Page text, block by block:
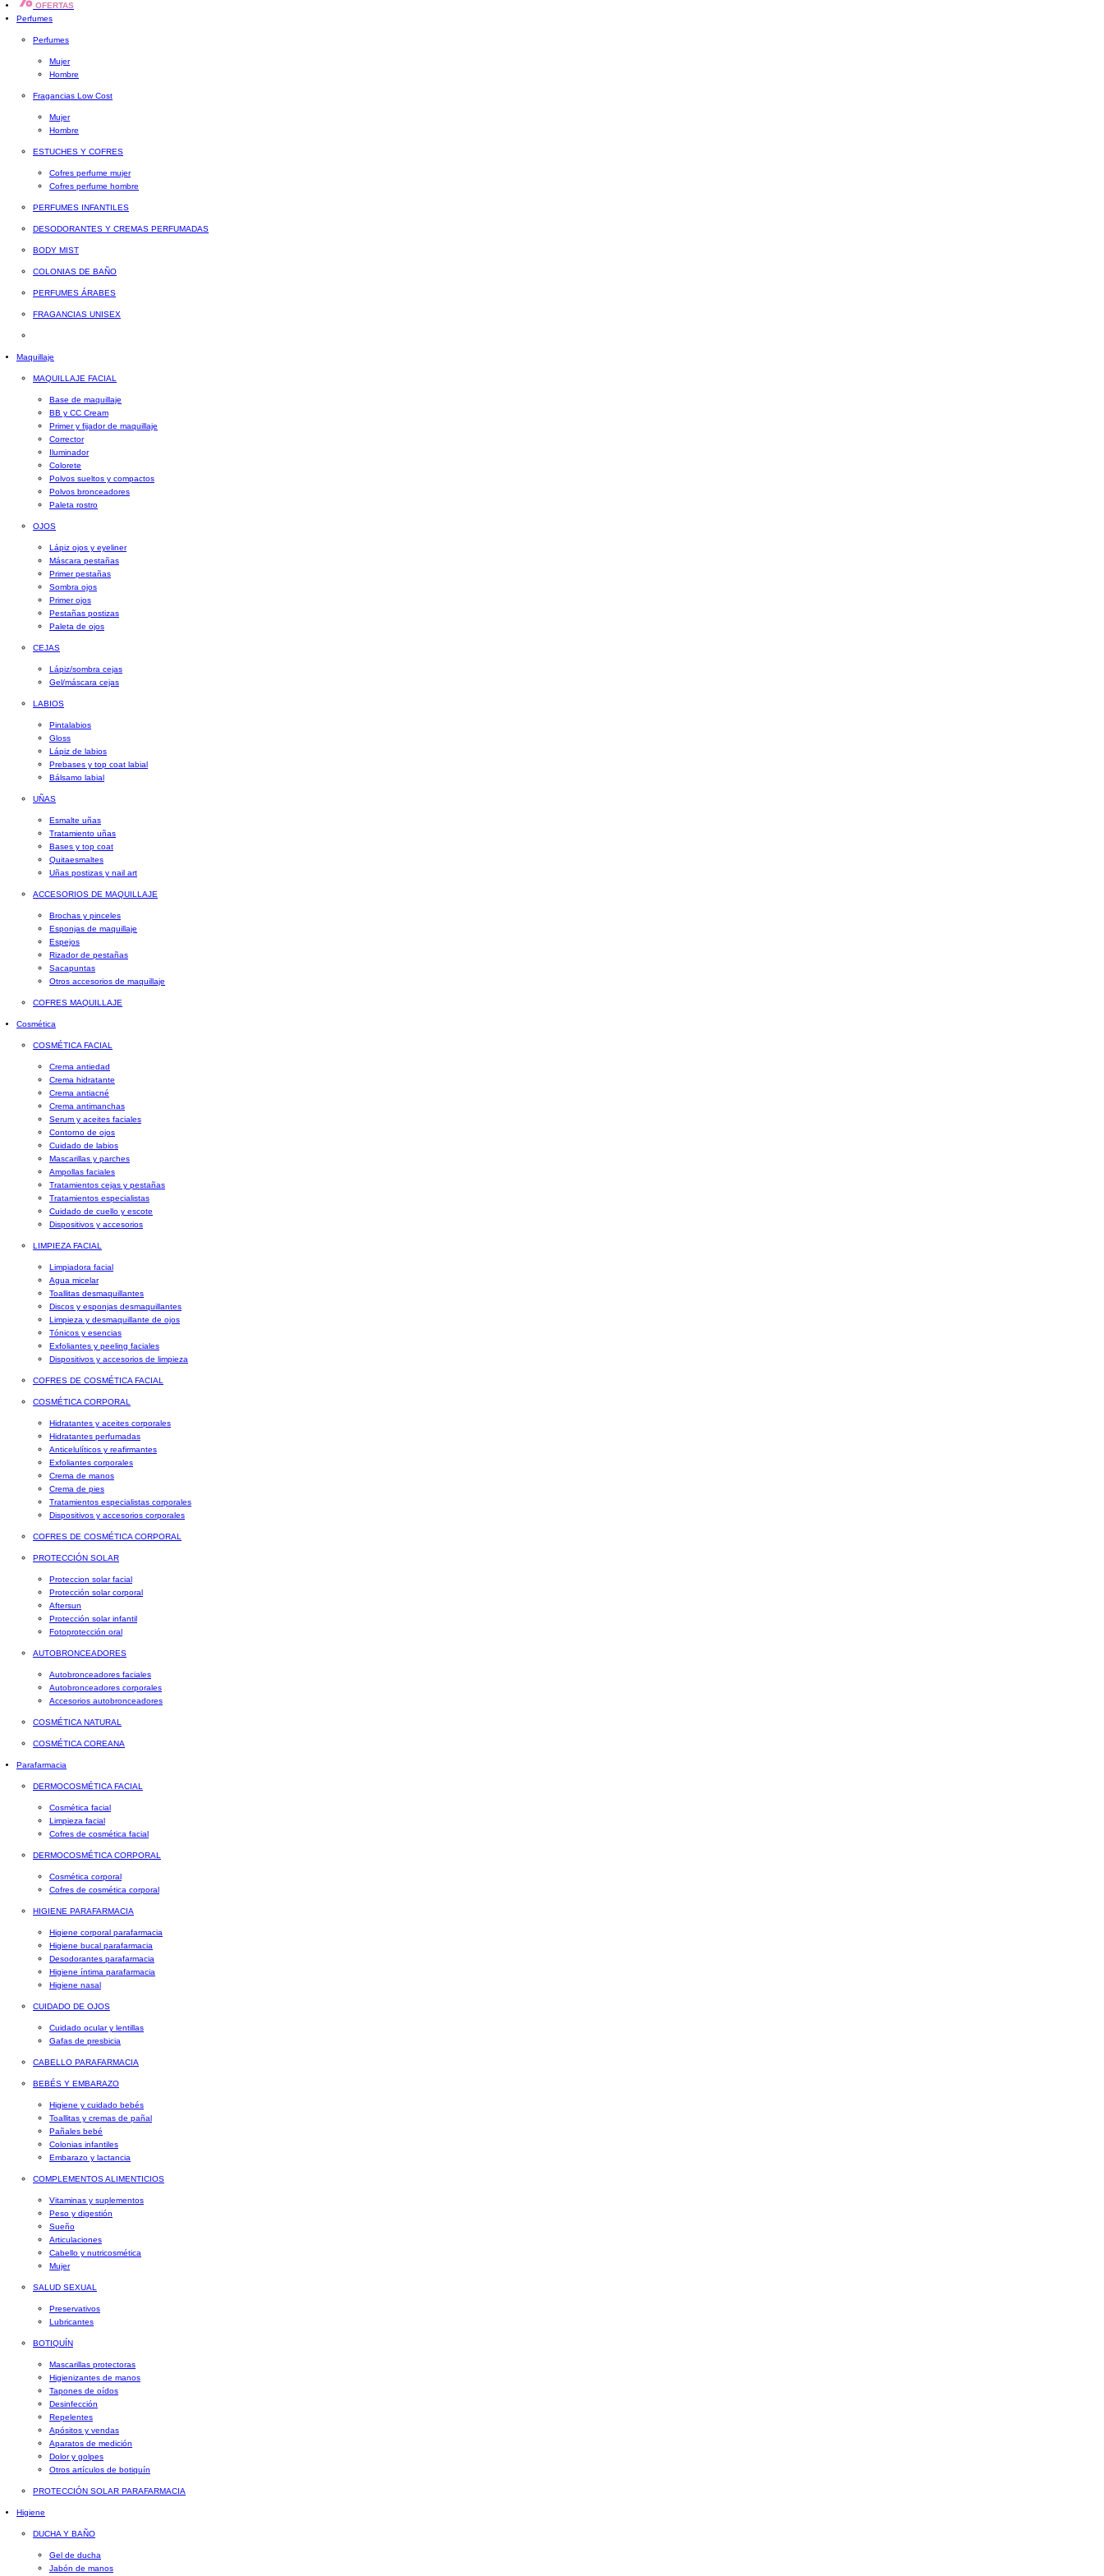
OFERTAS
Perfumes
Perfumes
Mujer
Hombre
Fragancias Low Cost
Mujer
Hombre
ESTUCHES Y COFRES
Cofres perfume mujer
Cofres perfume hombre
PERFUMES INFANTILES
DESODORANTES Y CREMAS PERFUMADAS
BODY MIST
COLONIAS DE BAÑO
PERFUMES ÁRABES
FRAGANCIAS UNISEX
Maquillaje
MAQUILLAJE FACIAL
Base de maquillaje
BB y CC Cream
Primer y fijador de maquillaje
Corrector
Iluminador
Colorete
Polvos sueltos y compactos
Polvos bronceadores
Paleta rostro
OJOS
Lápiz ojos y eyeliner
Máscara pestañas
Primer pestañas
Sombra ojos
Primer ojos
Pestañas postizas
Paleta de ojos
CEJAS
Lápiz/sombra cejas
Gel/máscara cejas
LABIOS
Pintalabios
Gloss
Lápiz de labios
Prebases y top coat labial
Bálsamo labial
UÑAS
Esmalte uñas
Tratamiento uñas
Bases y top coat
Quitaesmaltes
Uñas postizas y nail art
ACCESORIOS DE MAQUILLAJE
Brochas y pinceles
Esponjas de maquillaje
Espejos
Rizador de pestañas
Sacapuntas
Otros accesorios de maquillaje
COFRES MAQUILLAJE
Cosmética
COSMÉTICA FACIAL
Crema antiedad
Crema hidratante
Crema antiacné
Crema antimanchas
Serum y aceites faciales
Contorno de ojos
Cuidado de labios
Mascarillas y parches
Ampollas faciales
Tratamientos cejas y pestañas
Tratamientos especialistas
Cuidado de cuello y escote
Dispositivos y accesorios
LIMPIEZA FACIAL
Limpiadora facial
Agua micelar
Toallitas desmaquillantes
Discos y esponjas desmaquillantes
Limpieza y desmaquillante de ojos
Tónicos y esencias
Exfoliantes y peeling faciales
Dispositivos y accesorios de limpieza
COFRES DE COSMÉTICA FACIAL
COSMÉTICA CORPORAL
Hidratantes y aceites corporales
Hidratantes perfumadas
Anticelulíticos y reafirmantes
Exfoliantes corporales
Crema de manos
Crema de pies
Tratamientos especialistas corporales
Dispositivos y accesorios corporales
COFRES DE COSMÉTICA CORPORAL
PROTECCIÓN SOLAR
Proteccion solar facial
Protección solar corporal
Aftersun
Protección solar infantil
Fotoprotección oral
AUTOBRONCEADORES
Autobronceadores faciales
Autobronceadores corporales
Accesorios autobronceadores
COSMÉTICA NATURAL
COSMÉTICA COREANA
Parafarmacia
DERMOCOSMÉTICA FACIAL
Cosmética facial
Limpieza facial
Cofres de cosmética facial
DERMOCOSMÉTICA CORPORAL
Cosmética corporal
Cofres de cosmética corporal
HIGIENE PARAFARMACIA
Higiene corporal parafarmacia
Higiene bucal parafarmacia
Desodorantes parafarmacia
Higiene íntima parafarmacia
Higiene nasal
CUIDADO DE OJOS
Cuidado ocular y lentillas
Gafas de presbicia
CABELLO PARAFARMACIA
BEBÉS Y EMBARAZO
Higiene y cuidado bebés
Toallitas y cremas de pañal
Pañales bebé
Colonias infantiles
Embarazo y lactancia
COMPLEMENTOS ALIMENTICIOS
Vitaminas y suplementos
Peso y digestión
Sueño
Articulaciones
Cabello y nutricosmética
Mujer
SALUD SEXUAL
Preservativos
Lubricantes
BOTIQUÍN
Mascarillas protectoras
Higienizantes de manos
Tapones de oídos
Desinfección
Repelentes
Apósitos y vendas
Aparatos de medición
Dolor y golpes
Otros artículos de botiquín
PROTECCIÓN SOLAR PARAFARMACIA
Higiene
DUCHA Y BAÑO
Gel de ducha
Jabón de manos